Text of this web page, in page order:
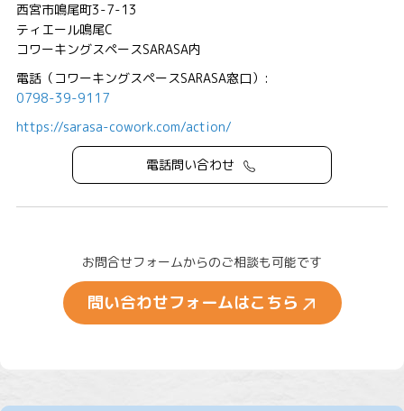
西宮市鳴尾町3-7-13
ティエール鳴尾C
コワーキングスペースSARASA内
電話（コワーキングスペースSARASA窓口）:
0798-39-9117
https://sarasa-cowork.com/action/
電話問い合わせ
お問合せフォームからのご相談も可能です
問い合わせフォームはこちら